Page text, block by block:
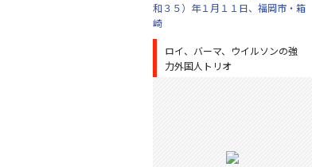
和３５）年１月１１日、福岡市・箱
崎
ロイ、バーマ、ウイルソンの強
力外国人トリオ